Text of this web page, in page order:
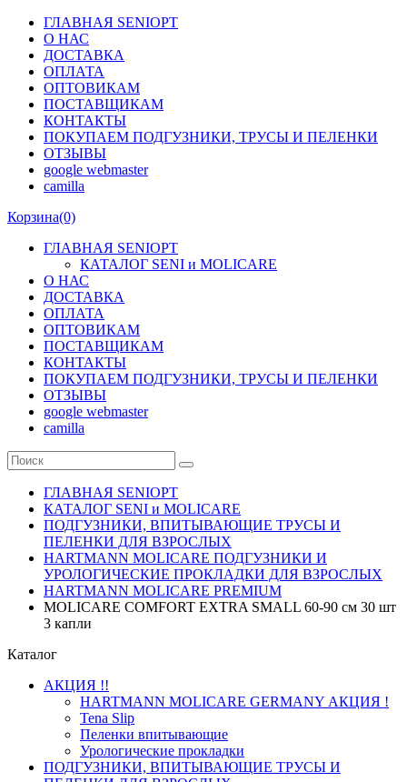
ГЛАВНАЯ SENIOPT
О НАС
ДОСТАВКА
ОПЛАТА
ОПТОВИКАМ
ПОСТАВЩИКАМ
КОНТАКТЫ
ПОКУПАЕМ ПОДГУЗНИКИ, ТРУСЫ И ПЕЛЕНКИ
ОТЗЫВЫ
google webmaster
camilla
Корзина(0)
ГЛАВНАЯ SENIOPT
КАТАЛОГ SENI и MOLICARE
О НАС
ДОСТАВКА
ОПЛАТА
ОПТОВИКАМ
ПОСТАВЩИКАМ
КОНТАКТЫ
ПОКУПАЕМ ПОДГУЗНИКИ, ТРУСЫ И ПЕЛЕНКИ
ОТЗЫВЫ
google webmaster
camilla
ГЛАВНАЯ SENIOPT
КАТАЛОГ SENI и MOLICARE
ПОДГУЗНИКИ, ВПИТЫВАЮЩИЕ ТРУСЫ И
ПЕЛЕНКИ ДЛЯ ВЗРОСЛЫХ
HARTMANN MOLICARE ПОДГУЗНИКИ И
УРОЛОГИЧЕСКИЕ ПРОКЛАДКИ ДЛЯ ВЗРОСЛЫХ
HARTMANN MOLICARE PREMIUM
MOLICARE COMFORT EXTRA SMALL 60-90 см 30 шт
3 капли
Каталог
АКЦИЯ !!
HARTMANN MOLICARE GERMANY АКЦИЯ !
Tena Slip
Пеленки впитывающие
Урологические прокладки
ПОДГУЗНИКИ, ВПИТЫВАЮЩИЕ ТРУСЫ И